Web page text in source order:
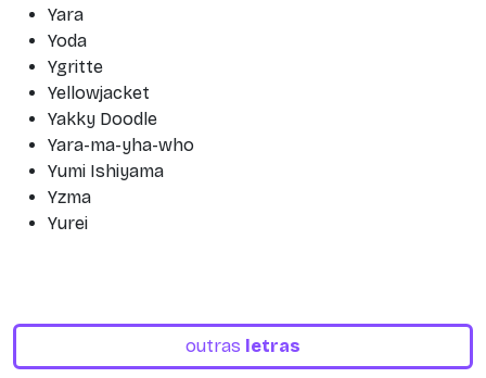
Yara
Yoda
Ygritte
Yellowjacket
Yakky Doodle
Yara-ma-yha-who
Yumi Ishiyama
Yzma
Yurei
outras letras